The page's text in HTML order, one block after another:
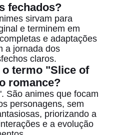
fechados?
sirvam para
e terminem em
e adaptações
a jornada dos
claros.
termo "Slice of
romance?
São animes que focam
personagens, sem
priorizando a
e a evolução